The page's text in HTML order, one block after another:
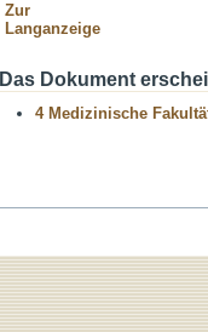
Zur
Langanzeige
Das Dokument
4 Medizinische